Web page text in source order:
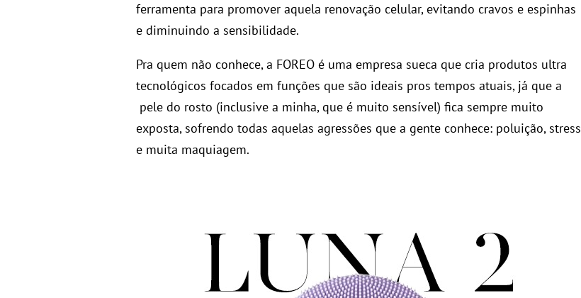
ferramenta para promover aquela renovação celular, evitando cravos e espinhas
e diminuindo a sensibilidade.
Pra quem não conhece, a FOREO é uma empresa sueca que cria produtos ultra
tecnológicos focados em funções que são ideais pros tempos atuais, já que a
pele do rosto (inclusive a minha, que é muito sensível) fica sempre muito
exposta, sofrendo todas aquelas agressões que a gente conhece: poluição, stress
e muita maquiagem.